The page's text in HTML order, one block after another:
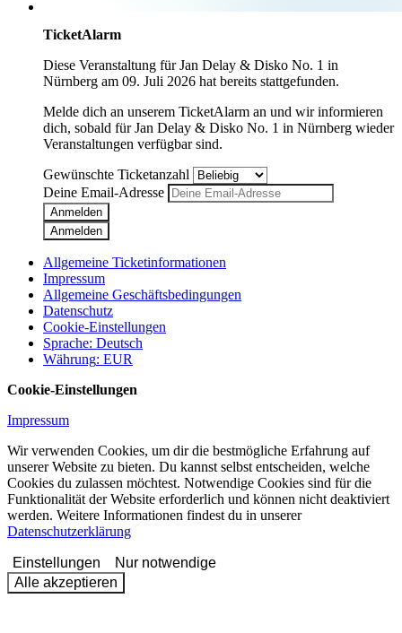
TicketAlarm
Diese Veranstaltung fürJan Delay & Disko No. 1 in
Nürnberg am 09. Juli 2026 hat bereits stattgefunden.
Melde dich an unserem TicketAlarm an und wir informieren
dich, sobald fürJan Delay & Disko No. 1 in Nürnberg wieder
Veranstaltungen verfügbar sind.
Gewünschte Ticketanzahl
Deine Email-Adresse
Anmelden
Anmelden
Allgemeine Ticketinformationen
Impressum
Allgemeine Geschäftsbedingungen
Datenschutz
Cookie-Einstellungen
Sprache: Deutsch
Währung: EUR
Cookie-Einstellungen
Impressum
Wir verwenden Cookies, um dir die bestmögliche Erfahrung auf
unserer Website zu bieten. Du kannst selbst entscheiden, welche
Cookies du zulassen möchtest. Notwendige Cookies sind für die
Funktionalität der Website erforderlich und können nicht deaktiviert
werden. Weitere Informationen findest du in unserer
Datenschutzerklärung
Einstellungen
Nur notwendige
Alle akzeptieren